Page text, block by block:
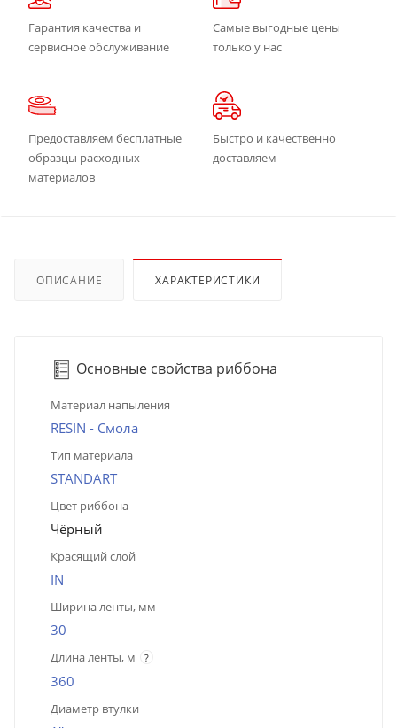
Гарантия качества и
сервисное обслуживание
Самые выгодные цены
только у нас
Предоставляем бесплатные
образцы расходных
материалов
Быстро и качественно
доставляем
ОПИСАНИЕ ХАРАКТЕРИСТИКИ
Основные свойства риббона
Материал напыления
RESIN - Смола
Тип материала
STANDART
Цвет риббона
Чёрный
Красящий слой
IN
Ширина ленты, мм
30
Длина ленты, м ?
360
Диаметр втулки